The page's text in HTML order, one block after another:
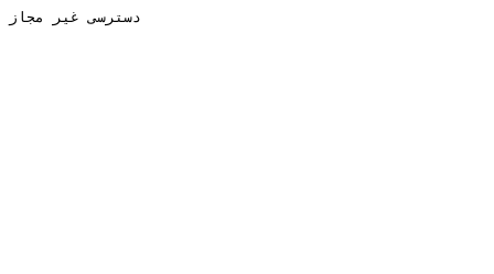
دسترسی غیر مجاز